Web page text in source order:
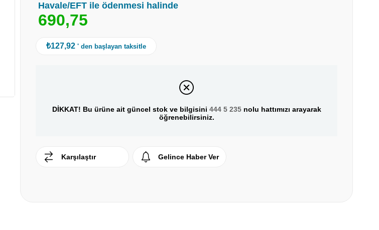
Havale/EFT ile ödenmesi halinde
690,75
₺127,92 ' den başlayan taksitle
DİKKAT! Bu ürüne ait güncel stok ve bilgisini 444 5 235nolu hattımızı arayarak
öğrenebilirsiniz.
Karşılaştır Gelince Haber Ver